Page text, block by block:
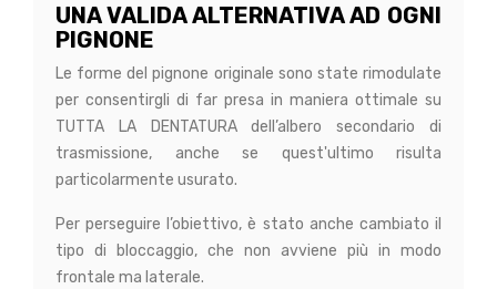
UNA VALIDA ALTERNATIVA AD OGNI
PIGNONE
Le forme del pignone originale sono state rimodulate
per consentirgli di far presa in maniera ottimale su
TUTTA LA DENTATURA dell’albero secondario di
trasmissione, anche se quest'ultimo risulta
particolarmente usurato.
Per perseguire l’obiettivo, è stato anche cambiato il
tipo di bloccaggio, che non avviene più in modo
frontale ma laterale.